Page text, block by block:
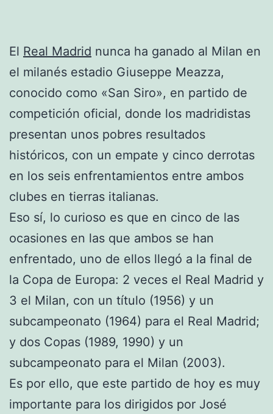
El Real Madrid nunca ha ganado al Milan en
el milanés estadio Giuseppe Meazza,
conocido como «San Siro», en partido de
competición oficial, donde los madridistas
presentan unos pobres resultados
históricos, con un empate y cinco derrotas
en los seis enfrentamientos entre ambos
clubes en tierras italianas.
Eso sí, lo curioso es que en cinco de las
ocasiones en las que ambos se han
enfrentado, uno de ellos llegó a la final de
la Copa de Europa: 2 veces el Real Madrid y
3 el Milan, con un título (1956) y un
subcampeonato (1964) para el Real Madrid;
y dos Copas (1989, 1990) y un
subcampeonato para el Milan (2003).
Es por ello, que este partido de hoy es muy
importante para los dirigidos por José